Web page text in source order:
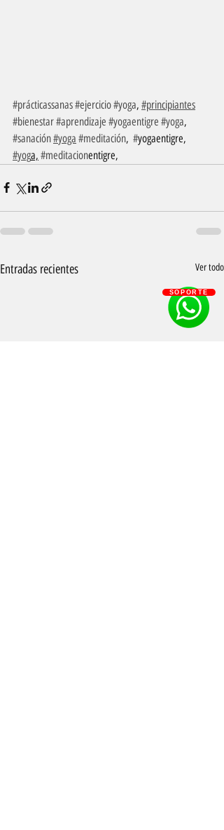
#prácticassanas#ejercicio#yoga, #principiantes
#bienestar#aprendizaje #yogaentigre #yoga,
#sanación#yoga #meditación, #yogaentigre,
#yoga, #meditacionentigre,
Entradas recientes Ver todo
SOPORTE